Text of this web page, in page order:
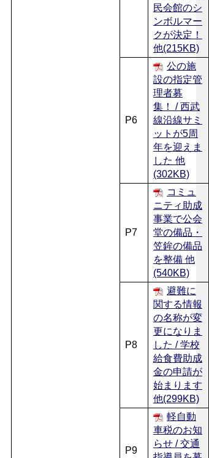
民会館のシ
ンボルマー
クが決定！
他(215KB)
P6
公の施
設の指定管
理者募
集！ / 西武
線沿線サミ
ットが5周
年を迎えま
した 他
(302KB)
P7
コミュ
ニティ助成
事業で公会
堂の備品・
笠鉾の備品
を整備 他
(540KB)
P8
避難に
関する情報
の名称が変
更になりま
した / 学校
給食費助成
金の申請が
始まります
他(299KB)
P9
軽自動
車税のお知
らせ / 交通